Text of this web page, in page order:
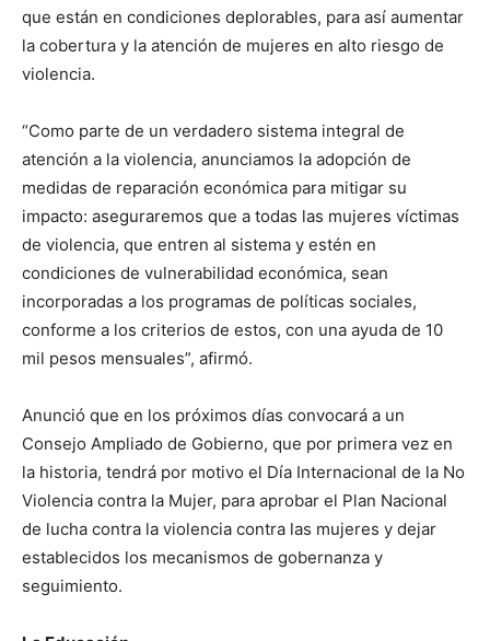
que están en condiciones deplorables, para así aumentar
la cobertura y la atención de mujeres en alto riesgo de
violencia.
“Como parte de un verdadero sistema integral de
atención a la violencia, anunciamos la adopción de
medidas de reparación económica para mitigar su
impacto: aseguraremos que a todas las mujeres víctimas
de violencia, que entren al sistema y estén en
condiciones de vulnerabilidad económica, sean
incorporadas a los programas de políticas sociales,
conforme a los criterios de estos, con una ayuda de 10
mil pesos mensuales”, afirmó.
Anunció que en los próximos días convocará a un
Consejo Ampliado de Gobierno, que por primera vez en
la historia, tendrá por motivo el Día Internacional de la No
Violencia contra la Mujer, para aprobar el Plan Nacional
de lucha contra la violencia contra las mujeres y dejar
establecidos los mecanismos de gobernanza y
seguimiento.